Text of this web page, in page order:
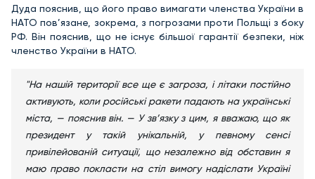
Дуда пояснив, що його право вимагати членства України в
НАТО пов’язане, зокрема, з погрозами проти Польщі з боку
РФ. Він пояснив, що не існує більшої гарантії безпеки, ніж
членство України в НАТО.
"На нашій території все ще є загроза, і літаки постійно
активують, коли російські ракети падають на українські
міста, — пояснив він. — У зв’язку з цим, я вважаю, що як
президент у такій унікальній, у певному сенсі
привілейованій ситуації, що незалежно від обставин я
маю право покласти на стіл вимогу надіслати Україні